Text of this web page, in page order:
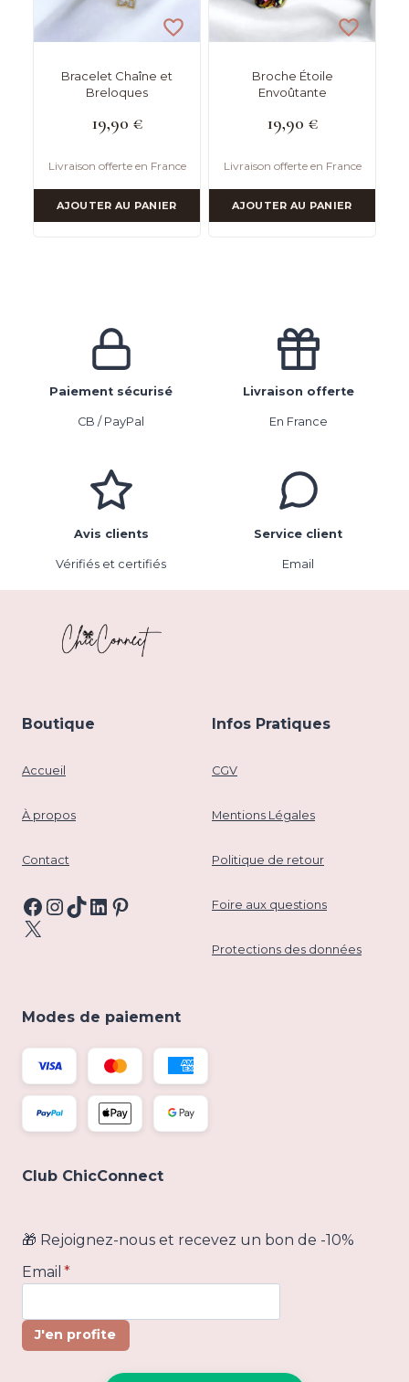
Bracelet Chaîne et
Breloques
19,90 €
Livraison offerte en France
AJOUTER AU PANIER
Broche Étoile
Envoûtante
19,90 €
Livraison offerte en France
AJOUTER AU PANIER
Paiement sécurisé
CB / PayPal
Livraison offerte
En France
Avis clients
Vérifiés et certifiés
Service client
Email
Boutique
Accueil
À propos
Contact
Facebook
Instagram
TikTok
LinkedIn
Pinterest
X
Infos Pratiques
CGV
Mentions Légales
Politique de retour
Foire aux questions
Protections des données
Modes de paiement
Club ChicConnect
🎁 Rejoignez-nous et recevez un bon de -10%
Email *
J'en profite